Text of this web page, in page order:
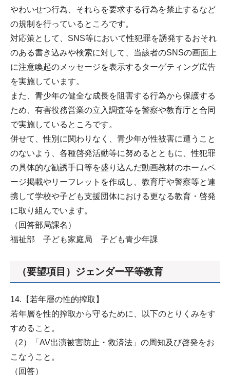
やわいせつ行為、それらを要求する行為を禁止するなど
の規制を行っているところです。
対応策として、SNS等において性犯罪を誘発するおそれ
のある書き込みや検索に対して、当該者のSNSの画面上
に注意喚起のメッセージを表示するターゲティング広告
を実施しています。
また、青少年の健全な成長を阻害する行為から保護する
ため、有害役務営業の立入調査等を警察や教育庁と合同
で実施しているところです。
併せて、性別に関わりなく、青少年が性被害に遭うこと
のないよう、各種啓発活動等に努めるとともに、性犯罪
の具体的な勧誘手口等を盛り込んだ動画教材のホームペ
ージ掲載やリーフレットを作成し、教育庁や警察等と連
携して学校や子ども支援団体における更なる教育・啓発
に取り組んでいます。
（回答部局課名）
福祉部 子ども家庭局 子ども青少年課
（要望項目）ジェンダー平等教育
14.【若年層の性的搾取】
若年層を性的搾取から守るために、以下のとりくみをす
すめること。
（2）「AV出演被害防止・救済法」の周知及び啓発をお
こなうこと。
（回答）